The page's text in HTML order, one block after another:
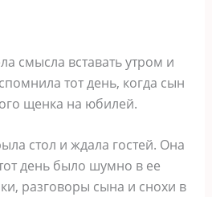
смысла вставать утром и
тот день, когда сын
щенка на юбилей.
стол и ждала гостей. Она
день было шумно в ее
разговоры сына и снохи в